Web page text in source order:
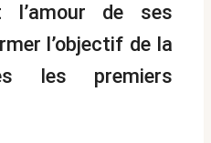
l’amour de ses
l’objectif de la
les premiers